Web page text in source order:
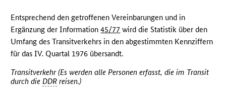
Entsprechend den getroffenen Vereinbarungen und in
Ergänzung der Information45/77 wird die Statistik über den
Umfang des Transitverkehrs in den abgestimmten Kennziffern
für das IV. Quartal 1976 übersandt.
Transitverkehr (Es werden alle Personen erfasst, die im Transit
durch dieDDR reisen.)